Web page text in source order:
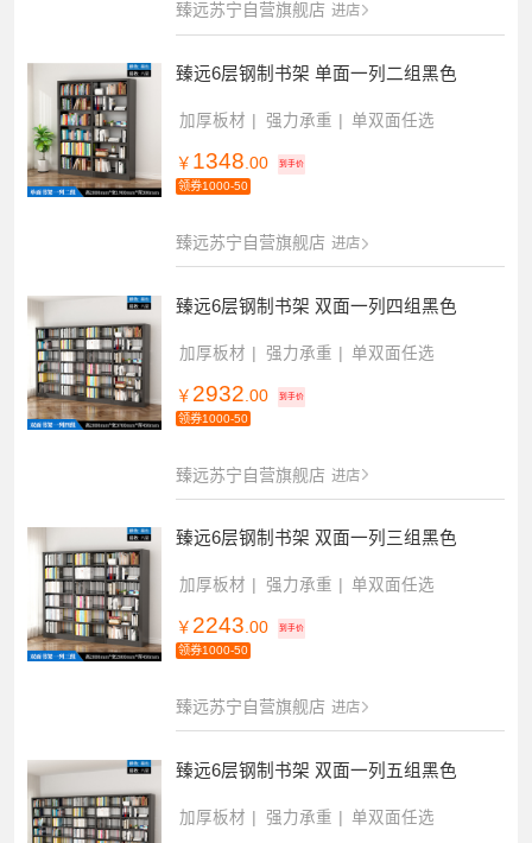
臻远苏宁自营旗舰店 进店
臻远6层钢制书架 单面一列二组黑色
加厚板材 强力承重 单双面任选
￥ 1348.00 到手价
领券1000-50
臻远苏宁自营旗舰店 进店
臻远6层钢制书架 双面一列四组黑色
加厚板材 强力承重 单双面任选
￥ 2932 .00 到手价
领券1000-50
臻远苏宁自营旗舰店 进店
臻远6层钢制书架 双面一列三组黑色
加厚板材 强力承重 单双面任选
￥ 2243.00 到手价
领券1000-50
臻远苏宁自营旗舰店 进店
臻远6层钢制书架 双面一列五组黑色
加厚板材 强力承重 单双面任选